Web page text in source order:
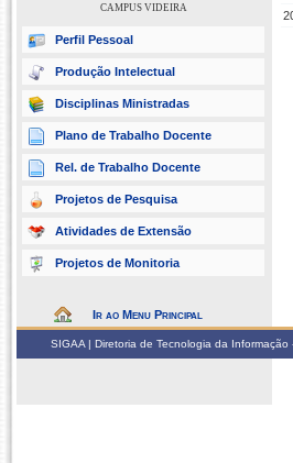
CAMPUS VIDEIRA
Perfil Pessoal
Produção Intelectual
Disciplinas Ministradas
Plano de Trabalho Docente
Rel. de Trabalho Docente
Projetos de Pesquisa
Atividades de Extensão
Projetos de Monitoria
Ir ao Menu Principal
SIGAA | Diretoria de Tecnologia da